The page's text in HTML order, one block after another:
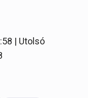
| Utolsó